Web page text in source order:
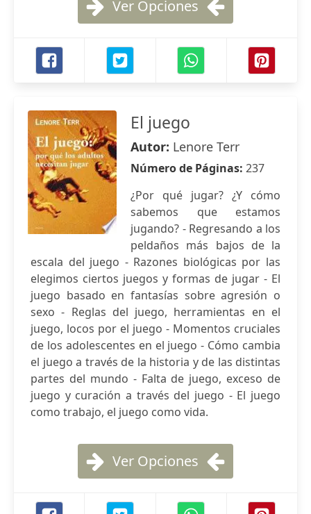
Ver Opciones
El juego
Autor: Lenore Terr
Número de Páginas: 237
¿Por qué jugar? ¿Y cómo
sabemos que estamos
jugando? - Regresando a los
peldaños más bajos de la
escala del juego - Razones biológicas por las
elegimos ciertos juegos y formas de jugar - El
juego basado en fantasías sobre agresión o
sexo - Reglas del juego, herramientas en el
juego, locos por el juego - Momentos cruciales
de los adolescentes en el juego - Cómo cambia
el juego a través de la historia y de las distintas
partes del mundo - Falta de juego, exceso de
juego y curación a través del juego - El juego
como trabajo, el juego como vida.
Ver Opciones